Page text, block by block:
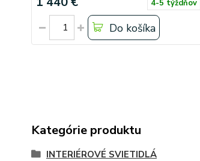
4-5 týždňov
Do košíka
Kategórie produktu
INTERIÉROVÉ SVIETIDLÁ